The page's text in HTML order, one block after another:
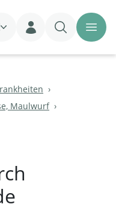
Login
Maulwurf